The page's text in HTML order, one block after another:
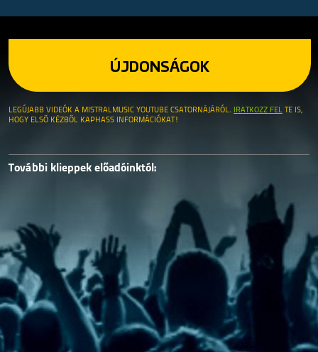
ÚJDONSÁGOK
LEGÚJABB VIDEÓK A MISTRALMUSIC YOUTUBE CSATORNÁJÁRÓL. IRATKOZZ FEL TE IS,
HOGY ELSŐ KÉZBŐL KAPHASS INFORMÁCIÓKAT!
További klieppek előadóinktól: